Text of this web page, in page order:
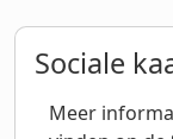
Sociale
Meer